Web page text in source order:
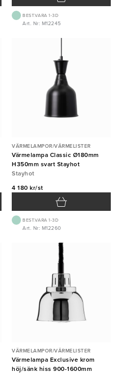
BEST.VARA 1-3D
Art. Nr: M12245
VÄRMELAMPOR/VÄRMELISTER
Värmelampa Classic Ø180mm
H350mm svart Stayhot
Stayhot
4 180 kr/st
BEST.VARA 1-3D
Art. Nr: M12260
VÄRMELAMPOR/VÄRMELISTER
Värmelampa Exclusive krom
höj/sänk hiss 900-1600mm